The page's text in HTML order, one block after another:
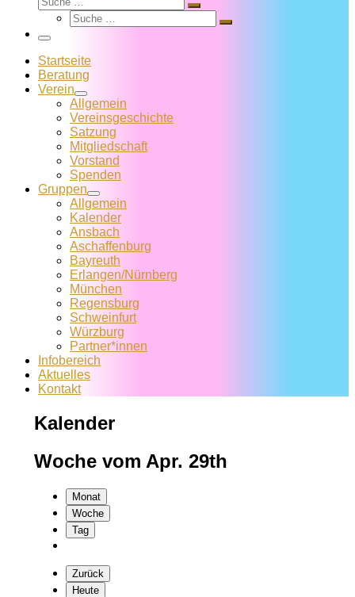
Suche
Suche
Suche
Menü
Startseite
Beratung
Verein
Allgemein
Vereins­geschichte
Satzung
Mitglied­schaft
Vorstand
Spenden
Gruppen
Allgemein
Kalender
Ansbach
Aschaffenburg
Bayreuth
Erlangen/Nürnberg
München
Regensburg
Schweinfurt
Würzburg
Partner*innen
Infobereich
Aktuelles
Kontakt
Kalender
Woche vom Apr. 29th
Monat
Woche
Tag
Zurück
Heute